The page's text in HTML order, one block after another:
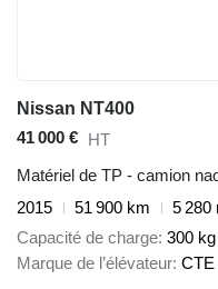
Nissan NT400
41 000 € HT
Matériel de TP - camion
2015
51 900 km
5 280
Capacité de charge 300 kg
Marque de l’élévateur CTE